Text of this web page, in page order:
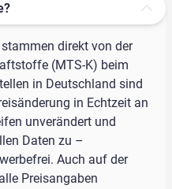
direkt von der
(MTS-K) beim
in Deutschland sind
in Echtzeit an
unverändert und
Daten zu –
Auch auf der
Preisangaben